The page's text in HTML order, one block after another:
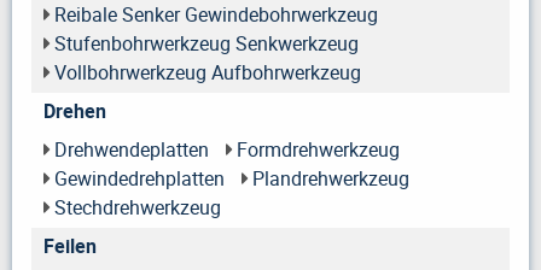
Reibale Senker Gewindebohrwerkzeug
Stufenbohrwerkzeug Senkwerkzeug
Vollbohrwerkzeug Aufbohrwerkzeug
Drehen
Drehwendeplatten
Formdrehwerkzeug
Gewindedrehplatten
Plandrehwerkzeug
Stechdrehwerkzeug
Feilen